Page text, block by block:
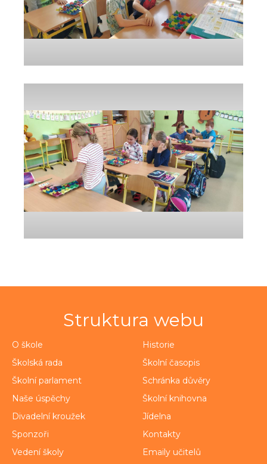
Struktura webu
O škole
Historie
Školská rada
Školní časopis
Školní parlament
Schránka důvěry
Naše úspěchy
Školní knihovna
Divadelní kroužek
Jídelna
Sponzoři
Kontakty
Vedení školy
Emaily učitelů